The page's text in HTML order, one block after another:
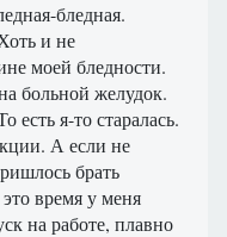
бледная.
и не
моей бледности.
больной желудок.
есть я-то старалась.
А если не
брать
время у меня
на работе, плавно